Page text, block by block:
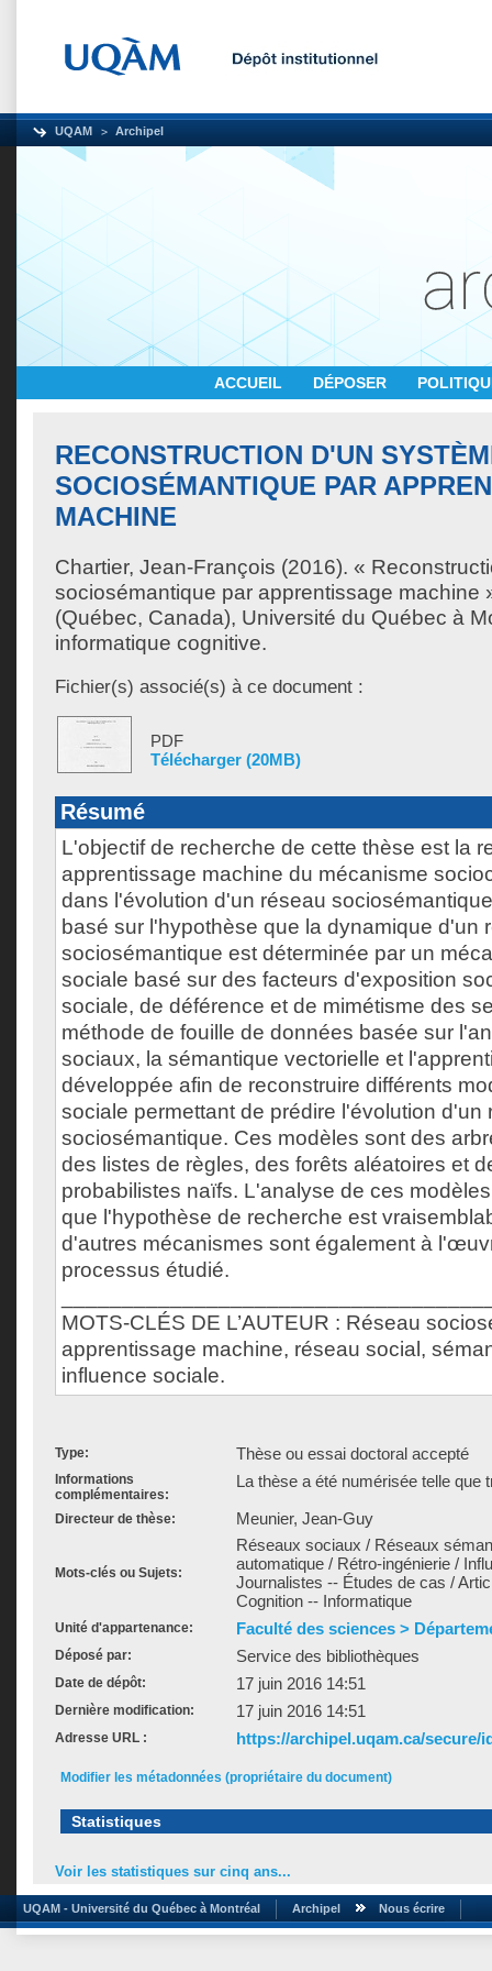
UQAM Archipel
ACCUEIL DÉPOSER
RECONSTRUCTION D'UN
SOCIOSÉMANTIQUE PAR
MACHINE
Chartier, Jean-François (2016). «
sociosémantique par apprentissage machine
(Québec, Canada), Université du Québec à
informatique cognitive.
Fichier(s) associé(s) à ce document :
PDF
Télécharger (20MB)
Résumé
L'objectif de recherche de cette thèse est la
apprentissage machine du mécanisme
dans l'évolution d'un réseau
basé sur l'hypothèse que la dynamique d'un
sociosémantique est déterminée par un
sociale basé sur des facteurs d'exposition
sociale, de déférence et de mimétisme des
méthode de fouille de données basée sur
sociaux, la sémantique vectorielle et
développée afin de reconstruire différents
sociale permettant de prédire l'évolution d'un
sociosémantique. Ces modèles sont des
des listes de règles, des forêts aléatoires et
probabilistes naïfs. L'analyse de ces
que l'hypothèse de recherche est
d'autres mécanismes sont également à
processus étudié.
MOTS-CLÉS DE L’AUTEUR : Réseau
apprentissage machine, réseau social,
influence sociale.
Type: Thèse ou essai doctoral accepté
Informations
complémentaires:
La thèse a été numérisée telle que
Directeur de thèse: Meunier, Jean-Guy
Mots-clés ou Sujets:
Réseaux sociaux / Réseaux
automatique / Rétro-ingénierie /
Journalistes -- Études de cas /
Cognition -- Informatique
Unité d'appartenance: Faculté des sciences >
Déposé par: Service des bibliothèques
Date de dépôt: 17 juin 2016 14:51
Dernière modification: 17 juin 2016 14:51
Adresse URL : https://archipel.uqam.ca/secure/
Modifier les métadonnées (propriétaire du document)
Statistiques
Voir les statistiques sur cinq ans...
UQAM - Université du Québec à Montréal Archipel Nous écrire